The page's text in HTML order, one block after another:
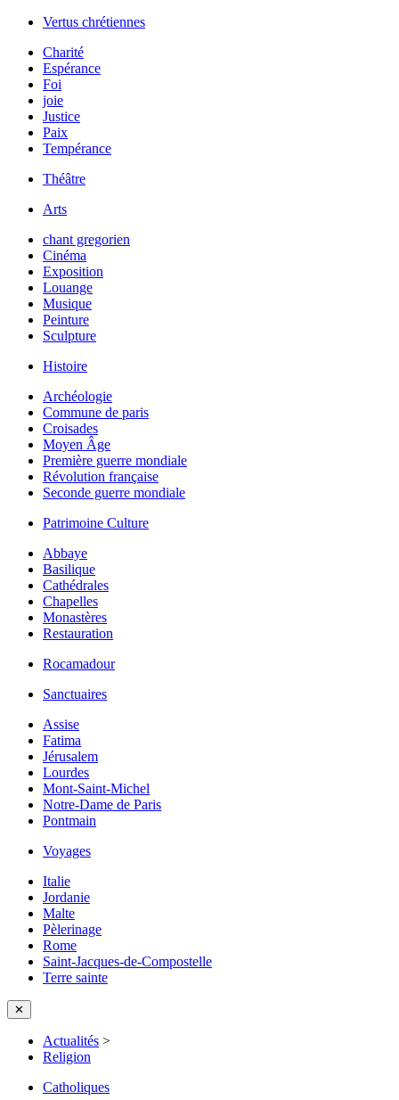
Vertus chrétiennes
Charité
Espérance
Foi
joie
Justice
Paix
Tempérance
Théâtre
Arts
chant gregorien
Cinéma
Exposition
Louange
Musique
Peinture
Sculpture
Histoire
Archéologie
Commune de paris
Croisades
Moyen Âge
Première guerre mondiale
Révolution française
Seconde guerre mondiale
Patrimoine Culture
Abbaye
Basilique
Cathédrales
Chapelles
Monastères
Restauration
Rocamadour
Sanctuaires
Assise
Fatima
Jérusalem
Lourdes
Mont-Saint-Michel
Notre-Dame de Paris
Pontmain
Voyages
Italie
Jordanie
Malte
Pèlerinage
Rome
Saint-Jacques-de-Compostelle
Terre sainte
✕
Actualités >
Religion
Catholiques